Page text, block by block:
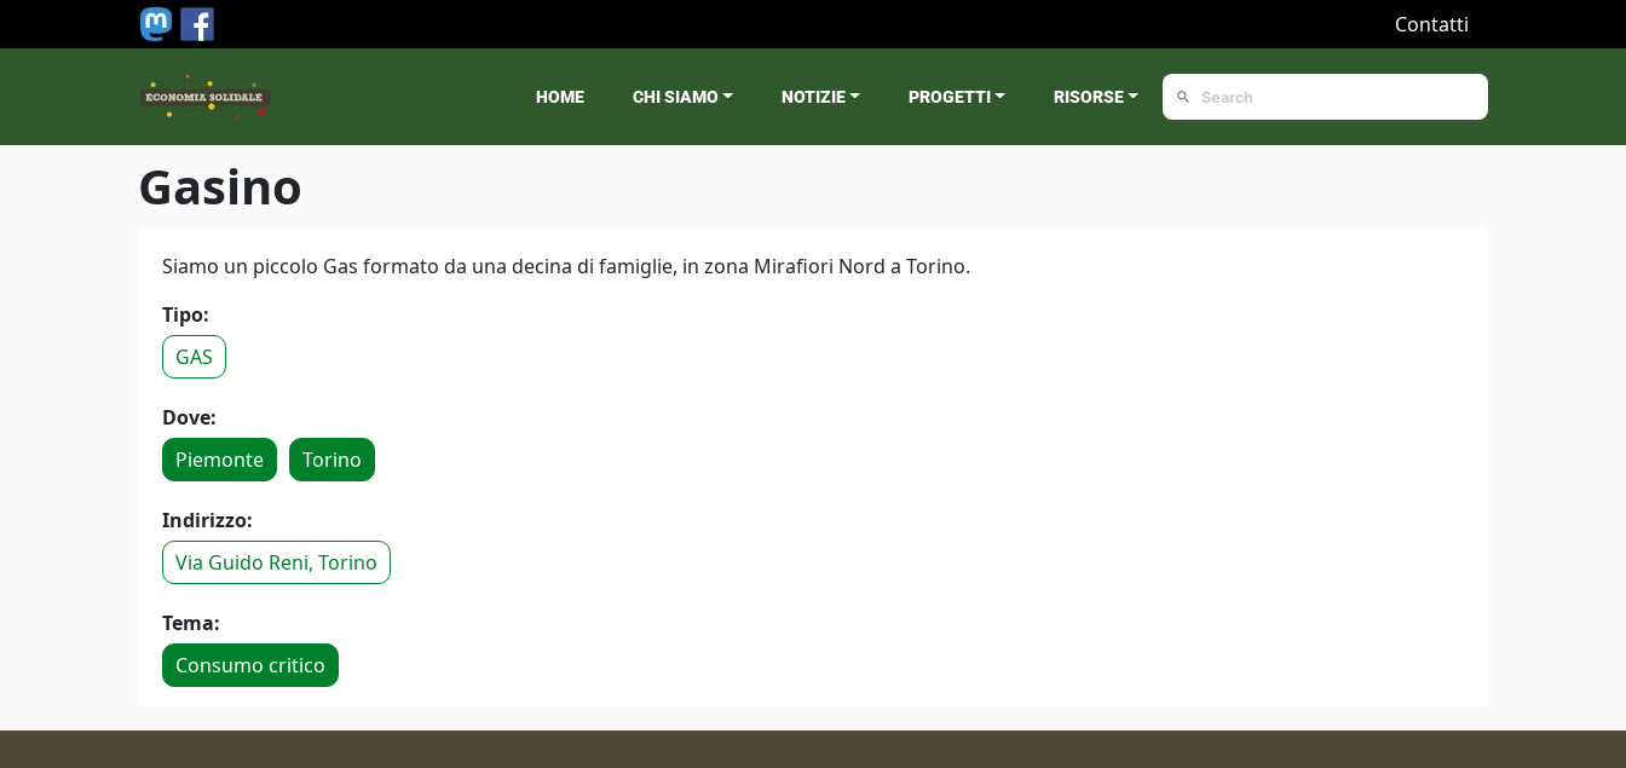
Salta al contenuto principale Contatti
Main menu
HOME CHI SIAMO NOTIZIE PROGETTI RISORSE
Gasino
Siamo un piccolo Gas formato da una decina di famiglie, in zona Mirafiori Nord a Torino.
Tipo:
GAS
Dove:
Piemonte
Torino
Indirizzo:
Via Guido Reni, Torino
Tema:
Consumo critico